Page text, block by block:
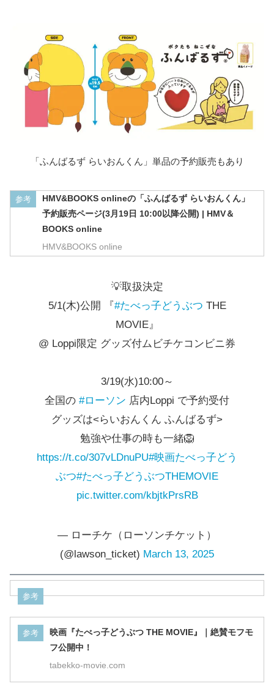
「ふんばるず らいおんくん」単品の予約販売もあり
参考
HMV&BOOKS onlineの「ふんばるず らいおんくん」
予約販売ページ(3月19日 10:00以降公開) | HMV＆
BOOKS online
HMV&BOOKS online
💡取扱決定
5/1(木)公開 『#たべっ子どうぶつ THE
MOVIE』
@ Loppi限定 グッズ付ムビチケコンビニ券
3/19(水)10:00～
全国の #ローソン 店内Loppi で予約受付
グッズは<らいおんくん ふんばるず>
勉強や仕事の時も一緒🦁
https://t.co/307vLDnuPU#映画たべっ子どう
ぶつ#たべっ子どうぶつTHEMOVIE
pic.twitter.com/kbjtkPrsRB
— ローチケ（ローソンチケット）
(@lawson_ticket) March 13, 2025
参考
参考
映画『たべっ子どうぶつ THE MOVIE』｜絶賛モフモ
フ公開中！
tabekko-movie.com